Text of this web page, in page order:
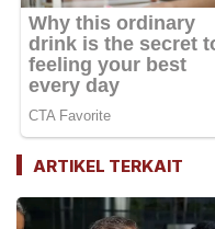
ARTIKEL TERKAIT